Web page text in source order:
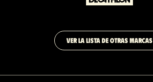
VER LA LISTA DE OTRAS MARCAS